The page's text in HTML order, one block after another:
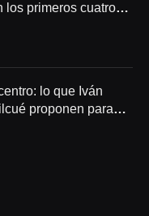
los primeros cuatro
lo que Iván
proponen para